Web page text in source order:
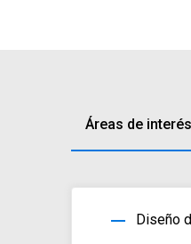
Áreas de interés
horizontal_rule Diseño